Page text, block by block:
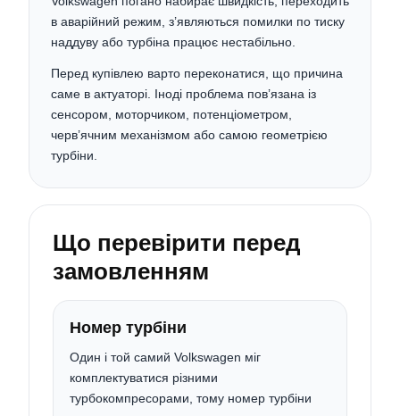
в аварійний режим, з’являються помилки по тиску
наддуву або турбіна працює нестабільно.
Перед купівлею варто переконатися, що причина
саме в актуаторі. Іноді проблема пов’язана із
сенсором, моторчиком, потенціометром,
черв’ячним механізмом або самою геометрією
турбіни.
Що перевірити перед
замовленням
Номер турбіни
Один і той самий Volkswagen міг
комплектуватися різними
турбокомпресорами, тому номер турбіни